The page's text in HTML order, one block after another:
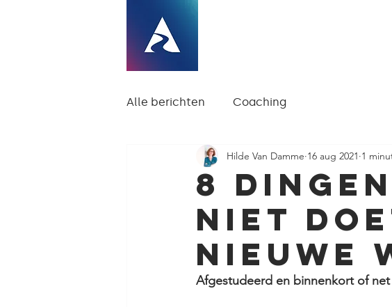
Alle berichten Coaching
8
niet
nieuwe
Hilde Van Damme 16 aug 2021 1
Afgestudeerd en binnenkort of